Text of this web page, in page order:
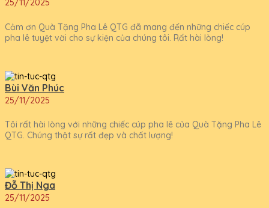
25/11/2025
Cảm ơn Quà Tặng Pha Lê QTG đã mang đến những chiếc cúp
pha lê tuyệt vời cho sự kiện của chúng tôi. Rất hài lòng!
Bùi Văn Phúc
25/11/2025
Tôi rất hài lòng với những chiếc cúp pha lê của Quà Tặng Pha Lê
QTG. Chúng thật sự rất đẹp và chất lượng!
Đỗ Thị Nga
25/11/2025